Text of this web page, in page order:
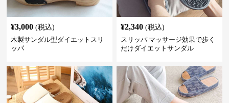
¥3,000 (税込)
木製サンダル型ダイエットスリ
ッパ
¥2,340 (税込)
スリッパ マッサージ効果で歩く
だけダイエットサンダル